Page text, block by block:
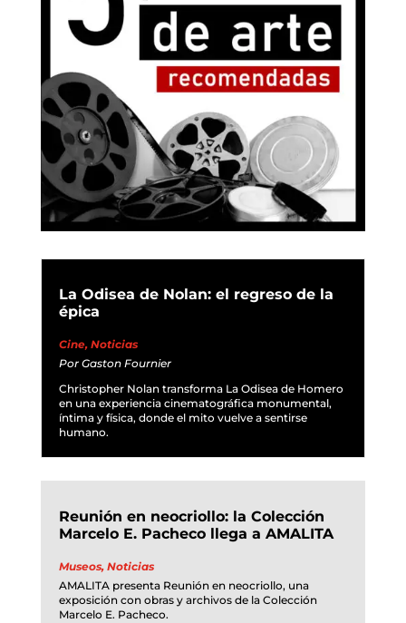
La Odisea de Nolan: el regreso de la
épica
Cine, Noticias
Por Gaston Fournier
Christopher Nolan transforma La Odisea de Homero
en una experiencia cinematográfica monumental,
íntima y física, donde el mito vuelve a sentirse
humano.
Reunión en neocriollo: la Colección
Marcelo E. Pacheco llega a AMALITA
Museos, Noticias
AMALITA presenta Reunión en neocriollo, una
exposición con obras y archivos de la Colección
Marcelo E. Pacheco.